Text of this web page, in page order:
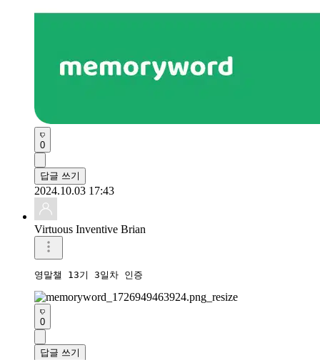
0
답글 쓰기
2024.10.03 17:43
Virtuous Inventive Brian
영말챌 13기 3일차 인증
0
답글 쓰기